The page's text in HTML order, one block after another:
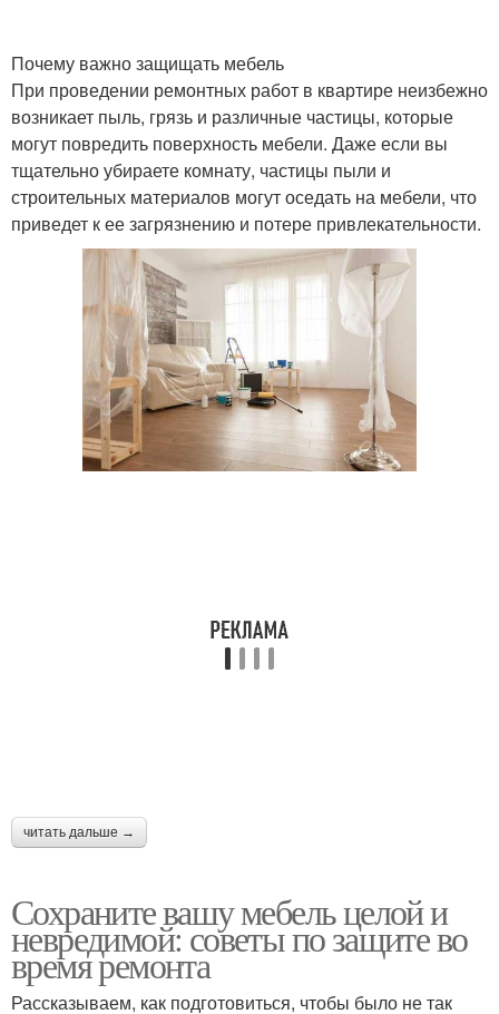
Почему важно защищать мебель
При проведении ремонтных работ в квартире неизбежно
возникает пыль, грязь и различные частицы, которые
могут повредить поверхность мебели. Даже если вы
тщательно убираете комнату, частицы пыли и
строительных материалов могут оседать на мебели, что
приведет к ее загрязнению и потере привлекательности.
читать дальше →
Сохраните вашу мебель целой и
невредимой: советы по защите во
время ремонта
Рассказываем, как подготовиться, чтобы было не так